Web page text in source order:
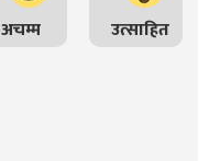
अचम्म उत्साहित